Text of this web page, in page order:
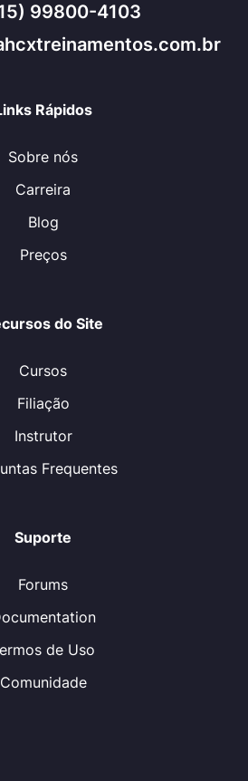
99800-4103
Rápidos
Sobre nós
Carreira
Blog
Preços
do Site
Cursos
Filiação
Instrutor
Frequentes
Suporte
Forums
de Uso
Comunidade